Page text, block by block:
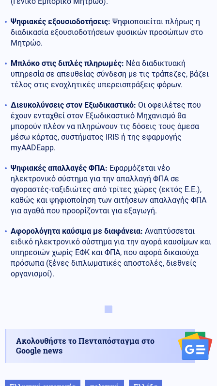
Ψηφιακές εξουσιοδοτήσεις: Ψηφιοποιείται πλήρως η
διαδικασία εξουσιοδοτήσεων φυσικών προσώπων στο
Μητρώο.
Μπλόκο στις διπλές πληρωμές: Νέα διαδικτυακή
υπηρεσία σε απευθείας σύνδεση με τις τράπεζες, βάζει
τέλος στις ενοχλητικές υπερεισπράξεις φόρων.
Διευκολύνσεις στον Εξωδικαστικό: Οι οφειλέτες που
έχουν ενταχθεί στον Εξωδικαστικό Μηχανισμό θα
μπορούν πλέον να πληρώνουν τις δόσεις τους άμεσα
μέσω κάρτας, συστήματος IRIS ή της εφαρμογής
myAADEapp.
Ψηφιακές απαλλαγές ΦΠΑ: Εφαρμόζεται νέο
ηλεκτρονικό σύστημα για την απαλλαγή ΦΠΑ σε
αγοραστές-ταξιδιώτες από τρίτες χώρες (εκτός Ε.Ε.),
καθώς και ψηφιοποίηση των αιτήσεων απαλλαγής ΦΠΑ
για αγαθά που προορίζονται για εξαγωγή.
Αφορολόγητα καύσιμα με διαφάνεια: Αναπτύσσεται
ειδικό ηλεκτρονικό σύστημα για την αγορά καυσίμων και
υπηρεσιών χωρίς ΕΦΚ και ΦΠΑ, που αφορά δικαιούχα
πρόσωπα (ξένες διπλωματικές αποστολές, διεθνείς
οργανισμοί).
Ακολουθήστε το Πενταπόσταγμα στο
Google news